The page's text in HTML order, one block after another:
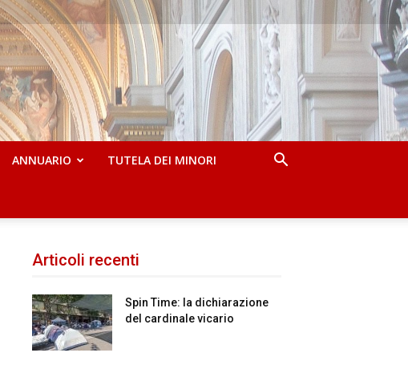
ANNUARIO TUTELA DEI MINORI
Articoli recenti
Spin Time: la dichiarazione
del cardinale vicario